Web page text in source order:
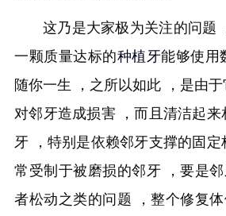
这乃是大家极为关注的问题
一颗质量达标的种植牙能够使用
随你一生 ，之所以如此 ，是由
对邻牙造成损害 ，而且清洁起
牙 ，特别是依赖邻牙支撑的固
常受制于被磨损的邻牙 ，要是
者松动之类的问题 ，整个修复